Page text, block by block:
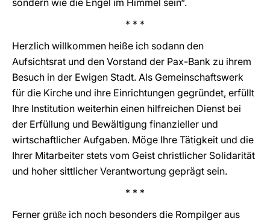
sondern wie die Engel im Himmel sein“.
* * *
Herzlich willkommen heiße ich sodann den
Aufsichtsrat und den Vorstand der Pax-Bank zu ihrem
Besuch in der Ewigen Stadt. Als Gemeinschaftswerk
für die Kirche und ihre Einrichtungen gegründet, erfüllt
Ihre Institution weiterhin einen hilfreichen Dienst bei
der Erfüllung und Bewältigung finanzieller und
wirtschaftlicher Aufgaben. Möge Ihre Tätigkeit und die
Ihrer Mitarbeiter stets vom Geist christlicher Solidarität
und hoher sittlicher Verantwortung geprägt sein.
* * *
Ferner grüße ich noch besonders die Rompilger aus